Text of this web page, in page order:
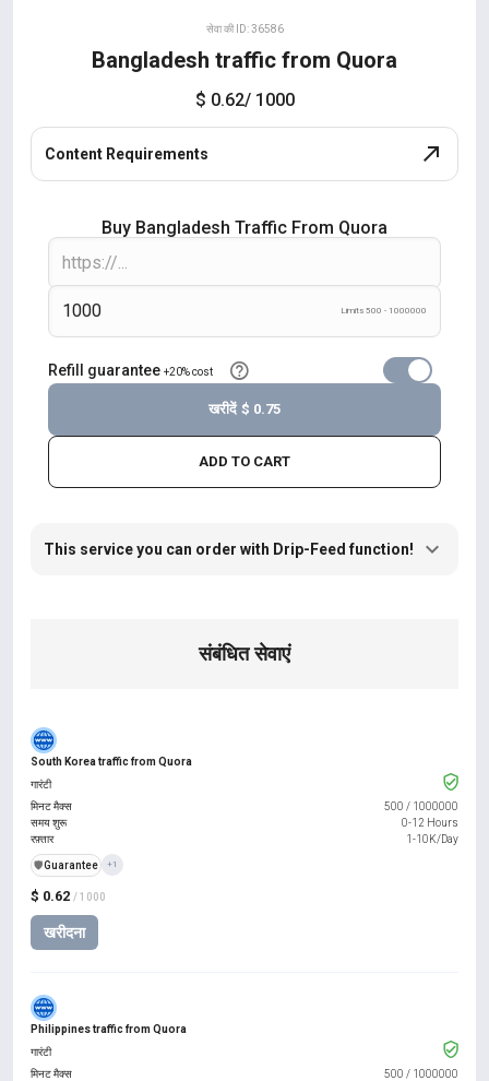
सेवा की ID: 36586
Bangladesh traffic from Quora
$ 0.62/ 1000
Content Requirements
Buy Bangladesh Traffic From Quora
Limits 500 - 1000000
Refill guarantee +20% cost
ADD TO CART
खरीदें $ 0.75
This service you can order with Drip-Feed function!
संबंधित सेवाएं
South Korea traffic from Quora
$ 0.62 / 1000
खरीदना
गारंटी
मिनट मैक्स
500 / 1000000
समय शुरू
0-12 Hours
रफ़्तार
1-10K/Day
️🛡️Guarantee +1
Philippines traffic from Quora
गारंटी
मिनट मैक्स
500 / 1000000